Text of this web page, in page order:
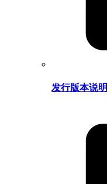
发行版本说明